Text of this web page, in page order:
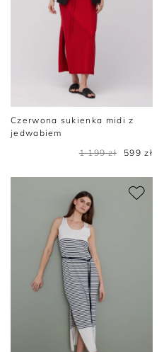
Czerwona sukienka midi z
jedwabiem
1 199 zł
599 zł